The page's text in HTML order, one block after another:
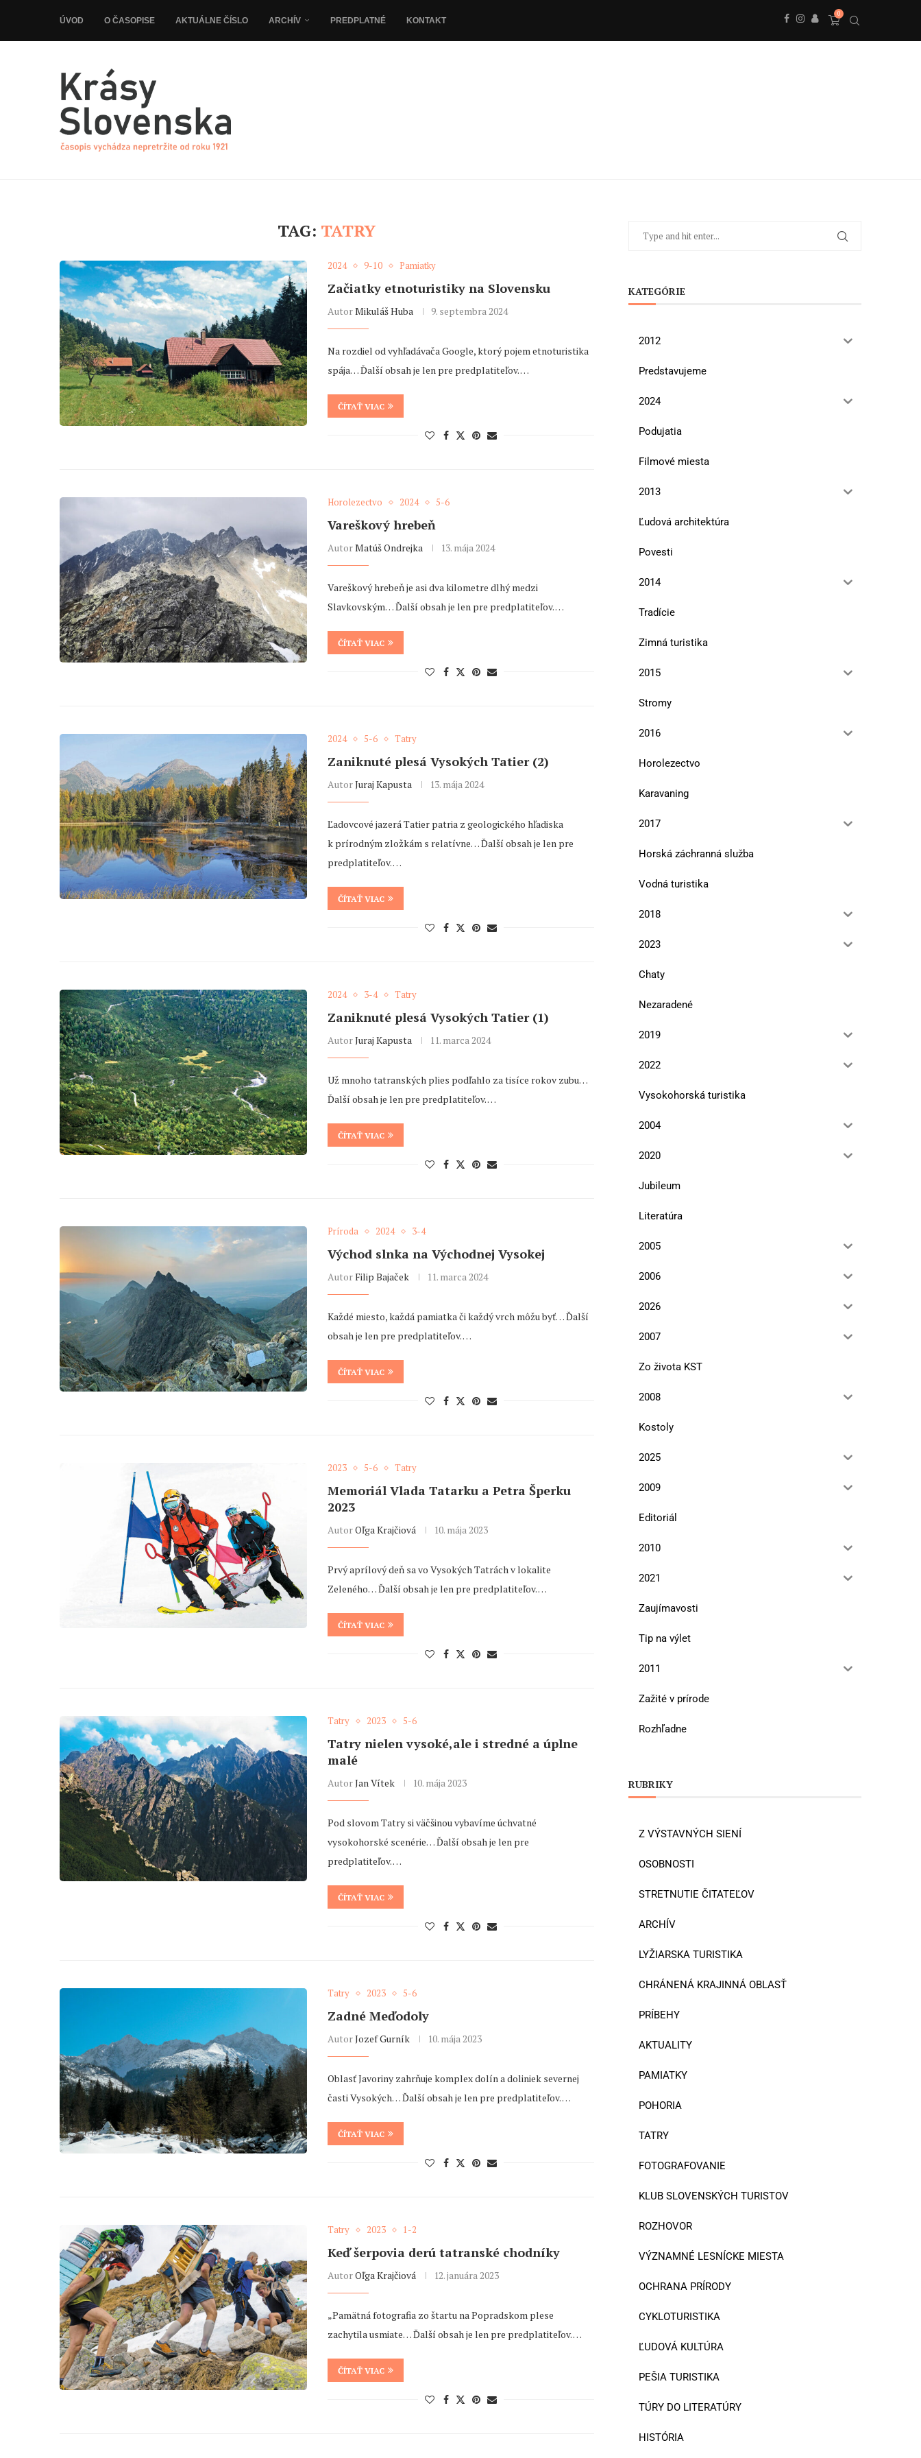
ÚVOD O ČASOPISE AKTUÁLNE ČÍSLO ARCHÍV PREDPLATNÉ KONTAKT
0
TAG: TATRY
2024 9-10 Pamiatky
Začiatky etnoturistiky na Slovensku
AutorMikuláš Huba 9. septembra 2024
Na rozdiel od vyhľadávača Google, ktorý pojem etnoturistika
spája… Ďalší obsah je len pre predplatiteľov. …
ČÍTAŤ VIAC
Horolezectvo 2024 5-6
Vareškový hrebeň
AutorMatúš Ondrejka 13. mája 2024
Vareškový hrebeň je asi dva kilometre dlhý medzi
Slavkovským… Ďalší obsah je len pre predplatiteľov. …
ČÍTAŤ VIAC
2024 5-6 Tatry
Zaniknuté plesá Vysokých Tatier (2)
AutorJuraj Kapusta 13. mája 2024
Ľadovcové jazerá Tatier patria z geologického hľadiska
k prírodným zložkám s relatívne… Ďalší obsah je len pre
predplatiteľov. …
ČÍTAŤ VIAC
2024 3-4 Tatry
Zaniknuté plesá Vysokých Tatier (1)
AutorJuraj Kapusta 11. marca 2024
Už mnoho tatranských plies podľahlo za tisíce rokov zubu…
Ďalší obsah je len pre predplatiteľov. …
ČÍTAŤ VIAC
Príroda 2024 3-4
Východ slnka na Východnej Vysokej
AutorFilip Bajaček 11. marca 2024
Každé miesto, každá pamiatka či každý vrch môžu byť… Ďalší
obsah je len pre predplatiteľov. …
ČÍTAŤ VIAC
2023 5-6 Tatry
Memoriál Vlada Tatarku a Petra Šperku
2023
AutorOľga Krajčiová 10. mája 2023
Prvý aprílový deň sa vo Vysokých Tatrách v lokalite
Zeleného… Ďalší obsah je len pre predplatiteľov. …
ČÍTAŤ VIAC
Tatry 2023 5-6
Tatry nielen vysoké,ale i stredné a úplne
malé
AutorJan Vítek 10. mája 2023
Pod slovom Tatry si väčšinou vybavíme úchvatné
vysokohorské scenérie… Ďalší obsah je len pre
predplatiteľov. …
ČÍTAŤ VIAC
Tatry 2023 5-6
Zadné Meďodoly
AutorJozef Gurník 10. mája 2023
Oblasť Javoriny zahrňuje komplex dolín a doliniek severnej
časti Vysokých… Ďalší obsah je len pre predplatiteľov. …
ČÍTAŤ VIAC
Tatry 2023 1-2
Keď šerpovia derú tatranské chodníky
AutorOľga Krajčiová 12. januára 2023
„Pamätná fotografia zo štartu na Popradskom plese
zachytila usmiate… Ďalší obsah je len pre predplatiteľov. …
ČÍTAŤ VIAC
KATEGÓRIE
2012
Predstavujeme
2024
Podujatia
Filmové miesta
2013
Ľudová architektúra
Povesti
2014
Tradície
Zimná turistika
2015
Stromy
2016
Horolezectvo
Karavaning
2017
Horská záchranná služba
Vodná turistika
2018
2023
Chaty
Nezaradené
2019
2022
Vysokohorská turistika
2004
2020
Jubileum
Literatúra
2005
2006
2026
2007
Zo života KST
2008
Kostoly
2025
2009
Editoriál
2010
2021
Zaujímavosti
Tip na výlet
2011
Zažité v prírode
Rozhľadne
RUBRIKY
Z VÝSTAVNÝCH SIENÍ
OSOBNOSTI
STRETNUTIE ČITATEĽOV
ARCHÍV
LYŽIARSKA TURISTIKA
CHRÁNENÁ KRAJINNÁ OBLASŤ
PRÍBEHY
AKTUALITY
PAMIATKY
POHORIA
TATRY
FOTOGRAFOVANIE
KLUB SLOVENSKÝCH TURISTOV
ROZHOVOR
VÝZNAMNÉ LESNÍCKE MIESTA
OCHRANA PRÍRODY
CYKLOTURISTIKA
ĽUDOVÁ KULTÚRA
PEŠIA TURISTIKA
TÚRY DO LITERATÚRY
HISTÓRIA